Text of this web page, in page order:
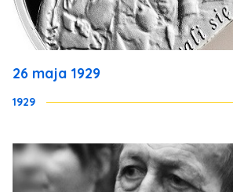
26 maja 1929
1929